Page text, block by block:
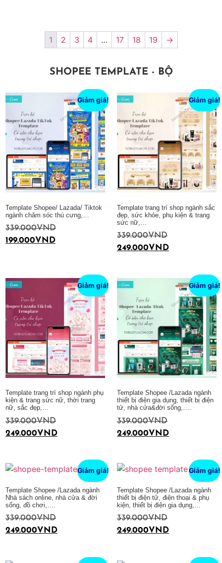
1 2 3 4 … 17 18 19 →
SHOPEE TEMPLATE - BỘ
Giảm giá!
Template Shopee/ Lazada/ Tiktok
ngành chăm sóc thú cưng,…
339.000VND
199.000VND
Giảm giá!
Template trang trí shop ngành sắc
đẹp, sức khỏe, phụ kiện & trang
sức nữ,…
339.000VND
249.000VND
Giảm giá!
Template trang trí shop ngành phụ
kiện & trang sức nữ, thời trang
nữ, sắc đẹp,…
339.000VND
249.000VND
Giảm giá!
Template Shopee /Lazada ngành
thiết bị điện gia dụng, thiết bị điện
tử, nhà cửa&đời sống,….
339.000VND
249.000VND
Giảm giá!
Template Shopee /Lazada ngành
Nhà sách online, nhà cửa & đời
sống, đồ chơi,….
339.000VND
249.000VND
Giảm giá!
Template Shopee /Lazada ngành
thiết bị điện tử, điện thoại & phụ
kiện, thiết bị điện gia dụng,…
339.000VND
249.000VND